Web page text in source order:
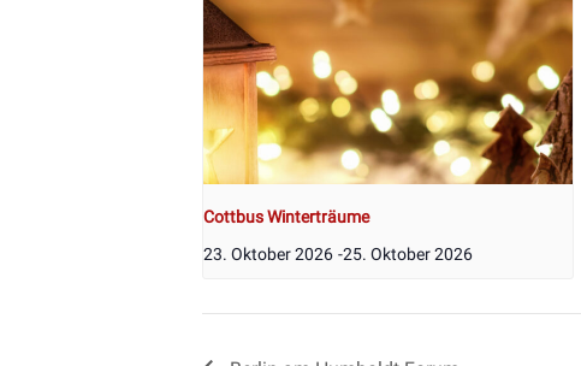
Cottbus Winterträume
23. Oktober 2026 -25. Oktober 2026